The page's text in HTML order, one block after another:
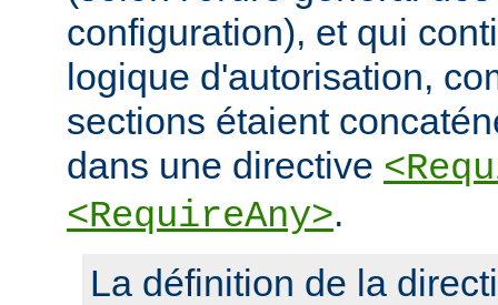
configuration), et qui
logique d'autorisation,
sections étaient
dans une directive
<RequireAny>.
La définition de la